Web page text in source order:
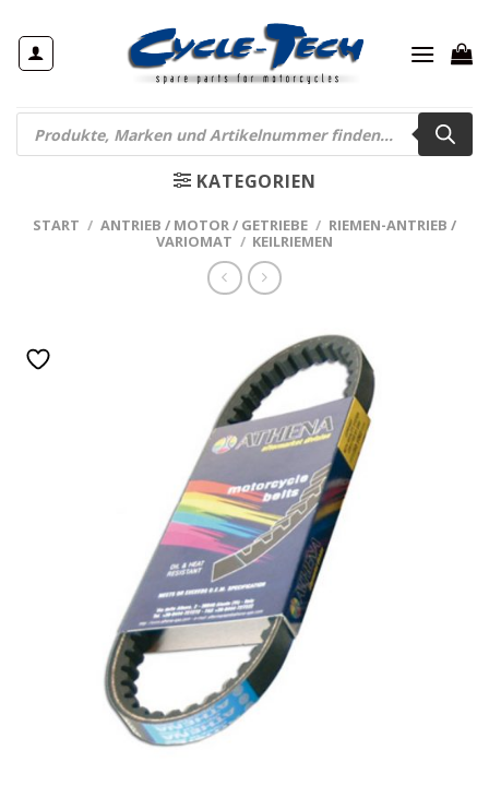
Inhalt
springen
Products
search
KATEGORIEN
START / ANTRIEB / MOTOR / GETRIEBE / RIEMEN-ANTRIEB /
VARIOMAT / KEILRIEMEN